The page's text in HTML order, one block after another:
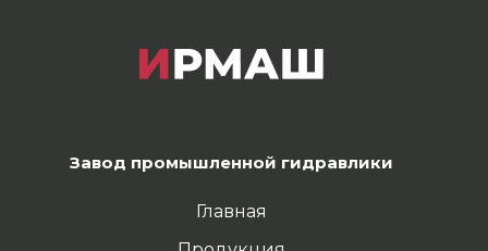
Завод промышленной гидравлики
Главная